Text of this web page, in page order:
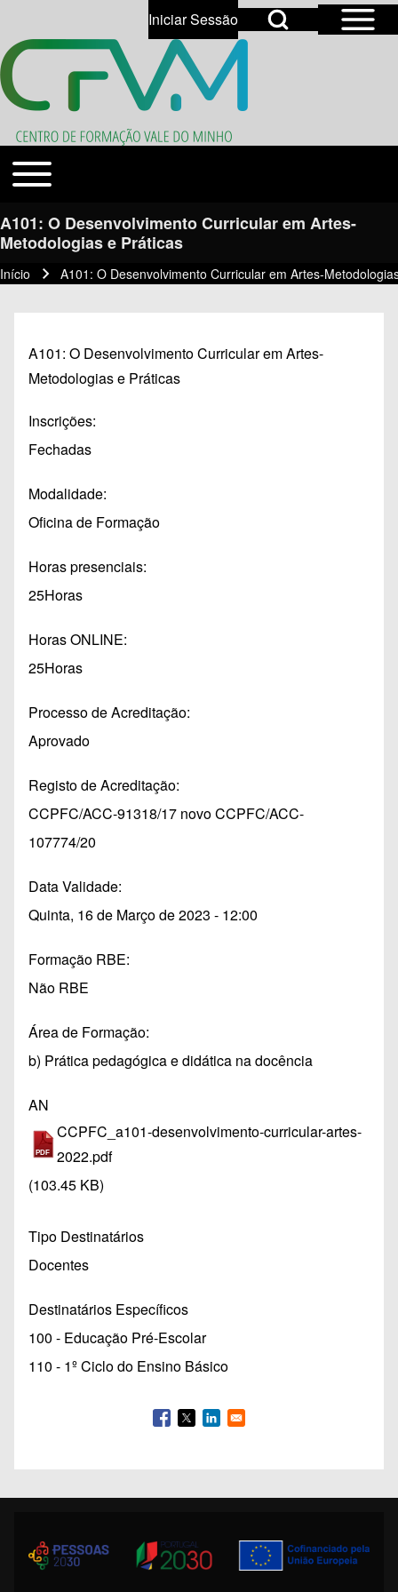
Close search
Search
Open Sidebar
Open Search Block
User account menu
Iniciar SessãoOpen login dialog
Temas
Toggle main menu
A101: O Desenvolvimento Curricular em Artes-
Metodologias e Práticas
Navegação estrutural
Início A101: O Desenvolvimento Curricular em Artes-
A101: O Desenvolvimento Curricular em Artes-
Metodologias e Práticas
Inscrições
Fechadas
Modalidade
Oficina de Formação
Horas presenciais
25Horas
Horas ONLINE
25Horas
Processo de Acreditação
Aprovado
Registo de Acreditação
CCPFC/ACC-91318/17 novo CCPFC/ACC-
107774/20
Data Validade
Quinta, 16 de Março de 2023 - 12:00
Formação RBE
Não RBE
Área de Formação
b) Prática pedagógica e didática na docência
AN
CCPFC_a101-desenvolvimento-curricular-artes-
2022.pdf
(103.45 KB)
Tipo Destinatários
Docentes
Destinatários Específicos
100 - Educação Pré-Escolar
110 - 1º Ciclo do Ensino Básico